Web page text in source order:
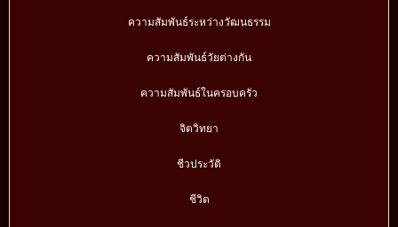
ความสัมพันธ์ระหว่างวัฒนธรรม
ความสัมพันธ์วัยต่างกัน
ความสัมพันธ์ในครอบครัว
จิตวิทยา
ชีวประวัติ
ชีวิต